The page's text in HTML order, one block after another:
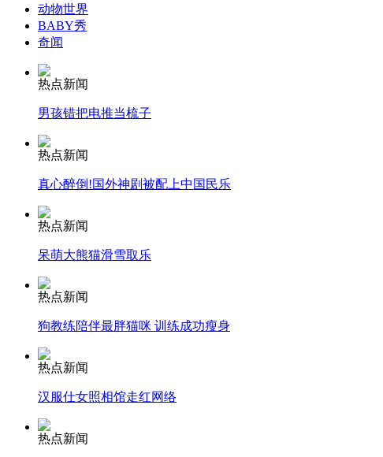
无痛分娩是否安全 医生回应
外交部：反对强权政治霸凌主义
外交部：有关国家言论片面不公正
安徽一实载49人客车翻车
走！跟着总书记去植树
消防员救轻生者
纽约上演“枕头大战”
动物世界
BABY秀
奇闻
热点新闻
男孩错把电推当梳子
热点新闻
真心醉倒!国外神剧被配上中国民乐
热点新闻
呆萌大熊猫滑雪取乐
热点新闻
狗教练陪伴最胖猫咪 训练成功瘦身
热点新闻
汉服仕女照相馆走红网络
热点新闻